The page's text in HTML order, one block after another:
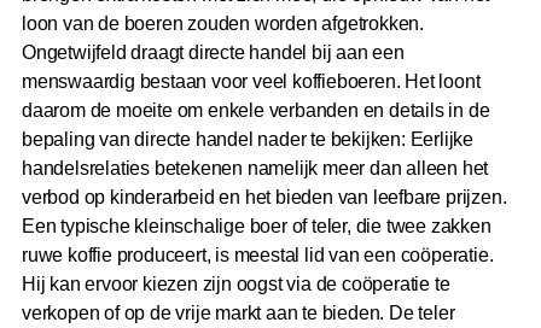
loon van de boeren zouden worden afgetrokken.
Ongetwijfeld draagt directe handel bij aan een
menswaardig bestaan voor veel koffieboeren. Het loont
daarom de moeite om enkele verbanden en details in de
bepaling van directe handel nader te bekijken: Eerlijke
handelsrelaties betekenen namelijk meer dan alleen het
verbod op kinderarbeid en het bieden van leefbare prijzen.
Een typische kleinschalige boer of teler, die twee zakken
ruwe koffie produceert, is meestal lid van een coöperatie.
Hij kan ervoor kiezen zijn oogst via de coöperatie te
verkopen of op de vrije markt aan te bieden. De teler